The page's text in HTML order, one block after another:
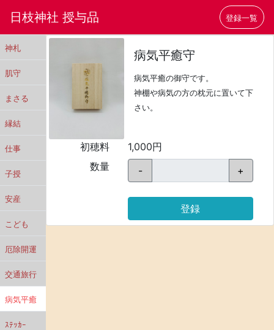
日枝神社 授与品 登録一覧
神札
肌守
まさる
縁結
仕事
子授
安産
こども
厄除開運
交通旅行
病気平癒
ｽﾃｯｶｰ
病気平癒守
病気平癒の御守です。
神棚や病気の方の枕元に置いて下
さい。
初穂料
1,000円
数量
- +
登録